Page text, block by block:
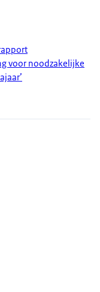
voor noodzakelijke